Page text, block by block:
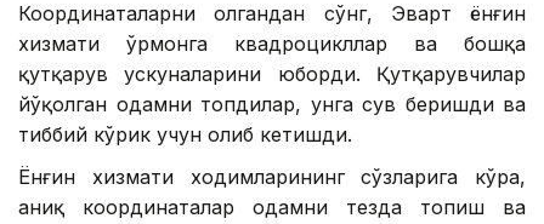
Координаталарни олгандан сўнг, Эварт ёнғин
хизмати ўрмонга квадроцикллар ва бошқа
қутқарув ускуналарини юборди. Қутқарувчилар
йўқолган одамни топдилар, унга сув беришди ва
тиббий кўрик учун олиб кетишди.
Ёнғин хизмати ходимларининг сўзларига кўра,
аниқ координаталар одамни тезда топиш ва